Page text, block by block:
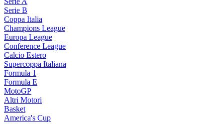
Serie B
Coppa Italia
Champions League
Europa League
Conference League
Calcio Estero
Supercoppa Italiana
Formula 1
Formula E
MotoGP
Altri Motori
Basket
America's Cup